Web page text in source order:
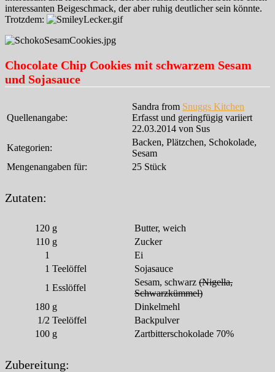
interessanten Beigeschmack, der aber ruhig deutlicher sein könnte.
Trotzdem:
Chocolate Chip Cookies mit schwarzem Sesam
und Sojasauce
Quellenangabe:
Sandra from Snuggs Kitchen
Erfasst und geringfügig variiert
22.03.2014 von Sus
Kategorien:
Backen, Plätzchen, Schokolade,
Sesam
Mengenangaben für:
25 Stück
Zutaten:
120 g
Butter, weich
110 g
Zucker
1
Ei
1 Teelöffel
Sojasauce
1 Esslöffel
Sesam, schwarz (Nigella,
Schwarzkümmel)
180 g
Dinkelmehl
1/2 Teelöffel
Backpulver
100 g Zartbitterschokolade 70%
Zubereitung: